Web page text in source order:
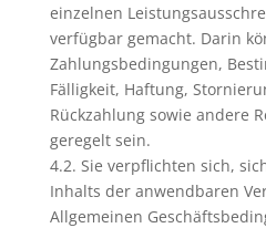
einzelnen
verfügbar gemacht. Darin
Zahlungsbedingungen,
Fälligkeit, Haftung,
Rückzahlung sowie andere
geregelt sein.
4.2. Sie verpflichten sich,
Inhalts der anwendbaren
Allgemeinen